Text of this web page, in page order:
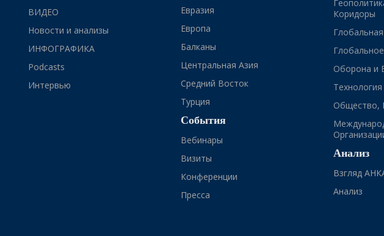
ВИДЕО
Новости и анализы
ИНФОГРАФИКА
Podcasts
Интервью
Евразия
Европа
Балканы
Центральная Азия
Средний Восток
Турция
События
Вебинары
Визиты
Конференции
Пресса
Коридоры
Оборона и
Общество,
Анализ
Взгляд
Анализ